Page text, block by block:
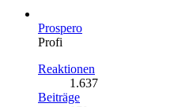
Prospero
Profi
Reaktionen
1.637
Beiträge